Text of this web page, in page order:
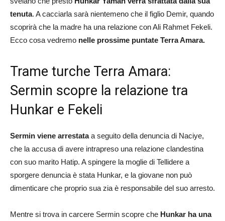
tenuta. A cacciarla sarà nientemeno che il figlio Demir, quando
scoprirà che la madre ha una relazione con Ali Rahmet Fekeli.
Ecco cosa vedremo nelle prossime puntate Terra Amara.
Trame turche Terra Amara:
Sermin scopre la relazione tra
Hunkar e Fekeli
Sermin viene arrestataa seguito della denuncia di Naciye,
che la accusa di avere intrapreso una relazione clandestina
con suo marito Hatip. A spingere la moglie di Tellidere a
sporgere denuncia è stata Hunkar, e la giovane non può
dimenticare che proprio sua zia è responsabile del suo arresto.
Mentre si trova in carcere Sermin scopre che Hunkar ha una